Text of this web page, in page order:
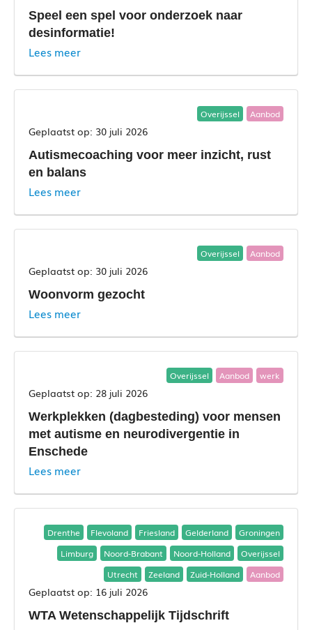
Speel een spel voor onderzoek naar
desinformatie!
Lees meer
Overijssel Aanbod
30 juli 2026
Autismecoaching voor meer inzicht, rust
en balans
Lees meer
Overijssel Aanbod
30 juli 2026
Woonvorm gezocht
Lees meer
Overijssel Aanbod werk
28 juli 2026
Werkplekken (dagbesteding) voor mensen
met autisme en neurodivergentie in
Enschede
Lees meer
Drenthe Flevoland Friesland Gelderland
Groningen
Limburg
Noord-Brabant Noord-Holland
Overijssel
Utrecht
Zeeland Zuid-Holland Aanbod
16 juli 2026
WTA Wetenschappelijk Tijdschrift